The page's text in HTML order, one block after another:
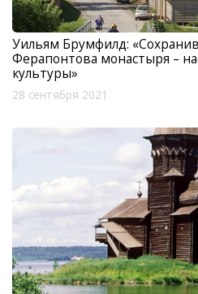
Уильям Брумфилд:
Ферапонтова монастыря –
культуры»
28 сентября 2021